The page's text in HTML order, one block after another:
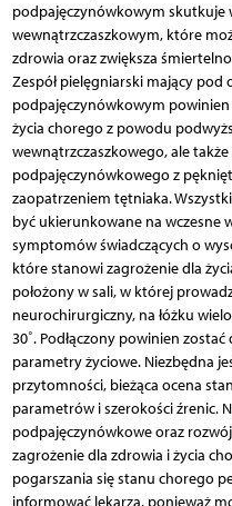
podpajęczynówkowym skutkuje
wewnątrzczaszkowym, które
zdrowia oraz zwiększa
Zespół pielęgniarski mający
podpajęczynówkowym
życia chorego z powodu
wewnątrzczaszkowego, ale
podpajęczynówkowego z
zaopatrzeniem tętniaka.
być ukierunkowane na wczesne
symptomów świadczących o
które stanowi zagrożenie dla
położony w sali, w której
neurochirurgiczny, na łóżku
30˚. Podłączony powinien
parametry życiowe. Niezbędna
przytomności, bieżąca ocena
parametrów i szerokości źrenic.
podpajęczynówkowe oraz
zagrożenie dla zdrowia i życia
pogarszania się stanu chorego
informować lekarza, ponieważ